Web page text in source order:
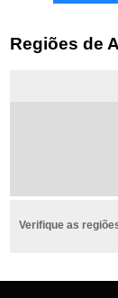
Regiões de
Verifique as